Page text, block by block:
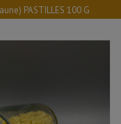
PASTILLES 100 G